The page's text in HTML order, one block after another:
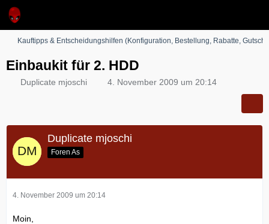
Kauftipps & Entscheidungshilfen (Konfiguration, Bestellung, Rabatte,
Einbaukit für 2. HDD
Duplicate mjoschi 4. November 2009 um 20:14
Duplicate mjoschi
Foren As
4. November 2009 um 20:14
Moin,